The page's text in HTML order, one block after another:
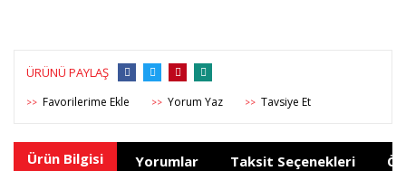
ÜRÜNÜ PAYLAŞ
>> >> Yorum Yaz >> Tavsiye Et
Ürün Bilgisi Yorumlar Taksit Seçenekleri